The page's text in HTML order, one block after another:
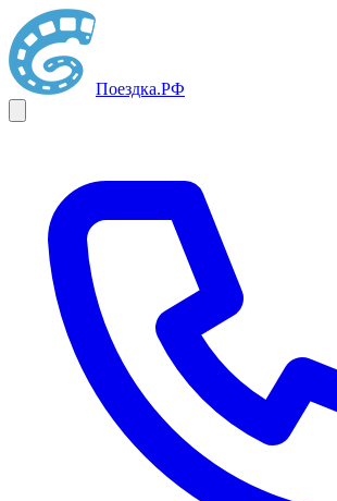
Поездка.РФ